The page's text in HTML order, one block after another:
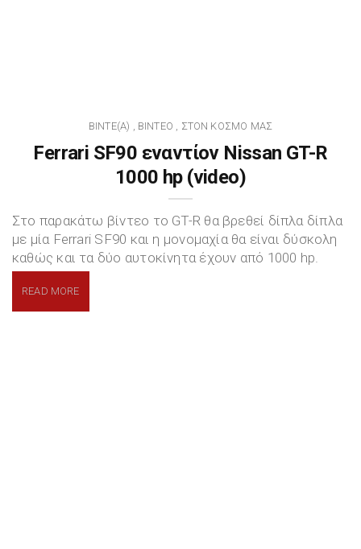
BINTE(A) , ΒΊΝΤΕΟ , ΣΤΟΝ ΚΌΣΜΟ ΜΑΣ
Ferrari SF90 εναντίον Nissan GT-R
1000 hp (video)
Στο παρακάτω βίντεο το GT-R θα βρεθεί δίπλα δίπλα
με μία Ferrari SF90 και η μονομαχία θα είναι δύσκολη
καθώς και τα δύο αυτοκίνητα έχουν από 1000 hp.
READ MORE